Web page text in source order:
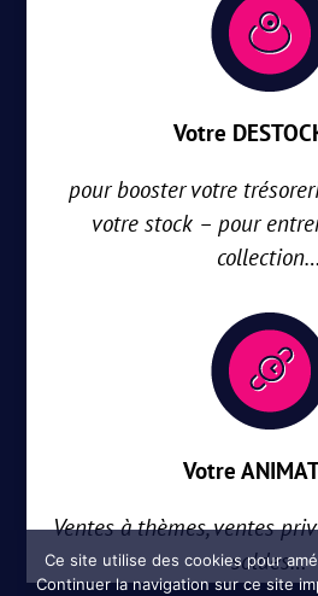
Votre
pour booster votre
votre stock – pour
collection…
Votre
Ventes à thèmes, ventes
soldes…
Ce site utilise des cookies pour
Continuer la navigation sur ce site